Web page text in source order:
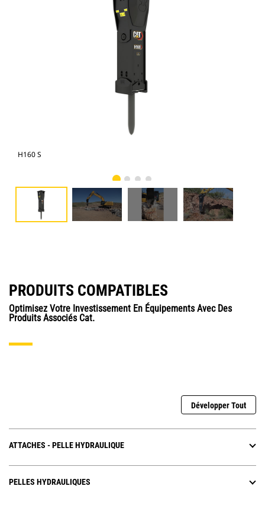
H160 S
PRODUITS COMPATIBLES
Optimisez Votre Investissement En Équipements Avec Des
Produits Associés Cat.
Développer Tout
ATTACHES - PELLE HYDRAULIQUE
PELLES HYDRAULIQUES